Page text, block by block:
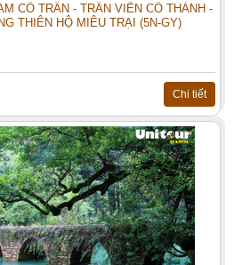
CỔ TRẤN - TRẤN VIỄN CỔ THÀNH -
THIÊN HỘ MIÊU TRẠI (5N-GY)
Chi tiết